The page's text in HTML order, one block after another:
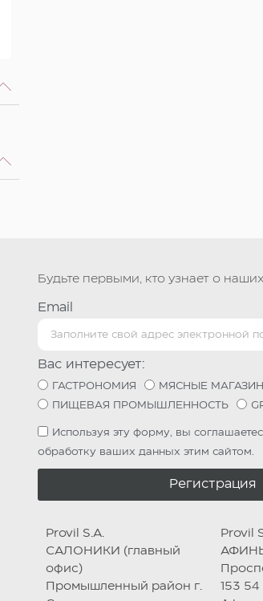
Будьте первыми, кто узнает о
Email
Вас интересует:
ГАСТРОНОМИЯ
МЯСНЫЕ
ПИЩЕВАЯ ПРОМЫШЛЕННОСТЬ
Используя эту форму, вы
обработку ваших данных этим сайтом.
Регистрация
Provil S.A.
САЛОНИКИ (главный
офис)
Промышленный район г.
Provil
153 54